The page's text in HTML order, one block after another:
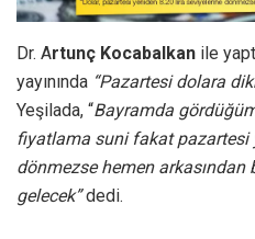
Dr. Artunç Kocabalkan ile
yayınında “Pazartesi dolara
Yeşilada, “Bayramda
fiyatlama suni fakat pazartesi
dönmezse hemen arkasından
gelecek”dedi.